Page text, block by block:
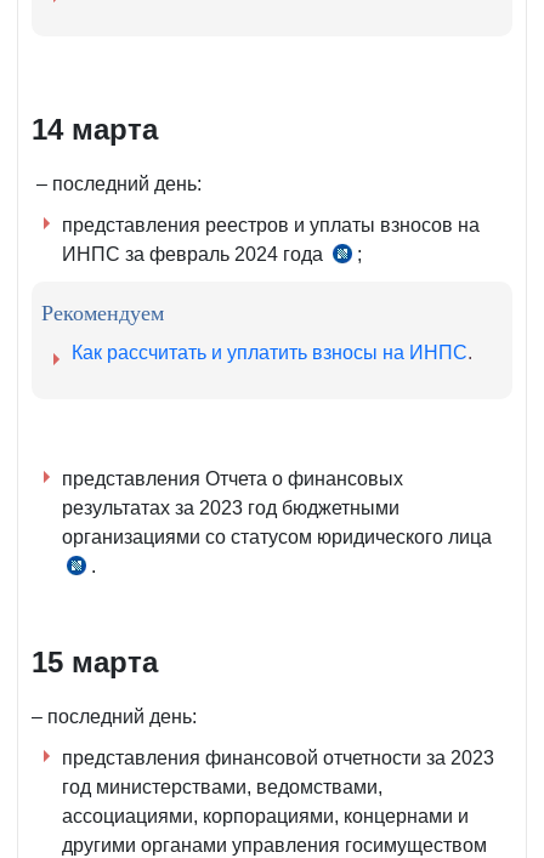
14 марта
– последний день:
представления реестров и уплаты взносов на
ИНПС за февраль 2024 года
п.
№ 1
21.12.2004 г.
;
Рекомендуем
Как рассчитать и уплатить взносы на ИНПС.
представления Отчета о финансовых
результатах за 2023 год бюджетными
организациями со статусом юридического лица
п.
МЮ
от
г.
.
15 марта
– последний день:
представления финансовой отчетности за 2023
год министерствами, ведомствами,
ассоциациями, корпорациями, концернами и
другими органами управления госимуществом